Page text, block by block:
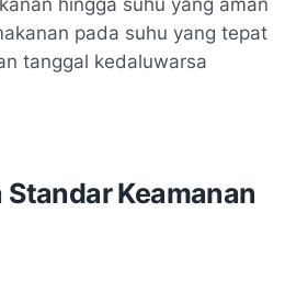
pada suhu yang tepat
tanggal kedaluwarsa
Standar Keamanan